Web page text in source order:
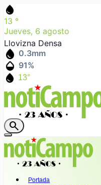
water_drop
13 °
Jueves, 6 agosto
Llovizna Densa
water_drop 0.3mm
humidity_mid 91%
water_drop 13°
search
Portada